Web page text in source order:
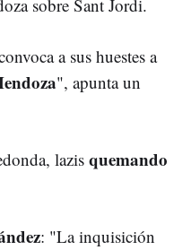
sobre Sant Jordi.
a sus huestes a
", apunta un
lazis quemando
: "La inquisición